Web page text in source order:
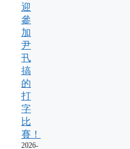
迎
參
加
尹
卂
搞
的
打
字
比
賽！
2026-